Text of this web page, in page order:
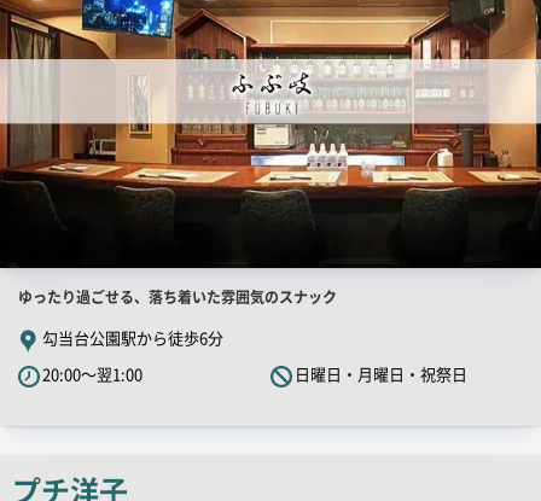
店
舗
PR
キ
ゆったり過ごせる、落ち着いた雰囲気のスナック
勾当台公園駅から徒歩6分
20:00～翌1:00
日曜日・月曜日・祝祭日
プチ洋子